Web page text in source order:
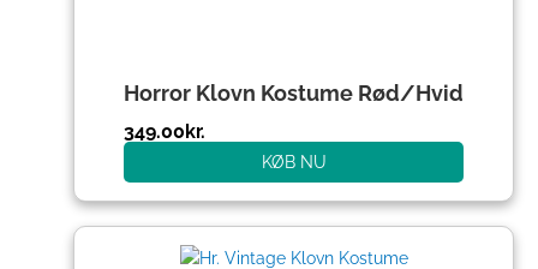
Horror Klovn Kostume Rød/Hvid
349.00kr.
KØB NU